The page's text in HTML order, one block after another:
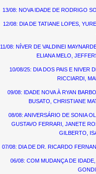
13/08: NOVA IDADE DE RODRIGO
12/08: DIA DE TATIANE LOPES,
11/08: NÍVER DE VALDINEI
ELIANA MELO,
10/08/25: DIA DOS PAIS E NIVER
RICCIARDI,
09/08: IDADE NOVA À RYAN
BUSATO, CHRISTIANE
08/08: ANIVERSÁRIO DE SONIA
GUSTAVO FERRARI, JANETE
GILBERTO,
07/08: DIA DE DR. RICARDO
06/08: COM MUDANÇA DE